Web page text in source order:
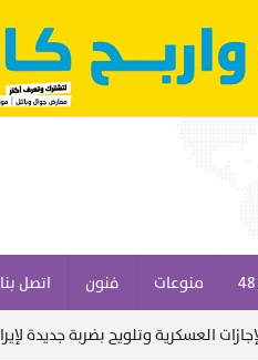
منوعات فنون اتصل بنا